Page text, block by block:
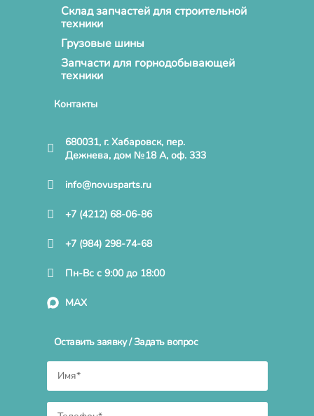
Склад запчастей для строительной
техники
Грузовые шины
Запчасти для горнодобывающей
техники
Контакты
680031, г. Хабаровск, пер.
Дежнева, дом №18 А, оф. 333
info@novusparts.ru
+7 (4212) 68-06-86
+7 (984) 298-74-68
Пн-Вс с 9:00 до 18:00
MAX
Оставить заявку / Задать вопрос